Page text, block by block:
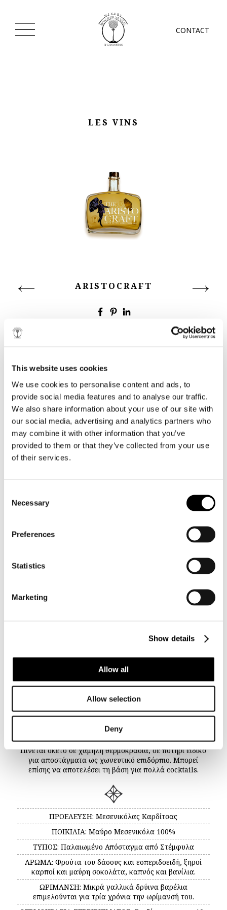
This website uses cookies
We use cookies to personalise content and ads, to
provide social media features and to analyse our traffic.
We also share information about your use of our site with
our social media, advertising and analytics partners who
may combine it with other information that you’ve
provided to them or that they’ve collected from your use
of their services.
Selection
Necessary
Preferences
Statistics
Marketing
Show details
Allow all
Allow selection
Deny
CONTACT
LES VINS
ARISTOCRAFT
ΑΦΙΕΡΩΜΕΝΟ ΣΤΟΝ ΠΑΤΕΡΑ ΜΟΥ, ΓΙΑΝΝΗ
Χειμώνας του 1944. Το χιόνι πέφτει αθόρυβα και
σκεπάζει με σπουδή όλη τη γη. Η νύχτα έχει τυλίξει με το
πέπλο της τα πάντα και το φεγγάρι μάταια προσπαθεί
να σκίσει την σκοτεινιά. Στο μικρό ορεινό χωριό τα
τζάκια καίνε και τα κούτσουρα σκορπάνε θρυαλλίδες.
τα νέα. Περνάει το χέρι του πάνω από τα βαρέλια, νιώθει
το τσίπουρο που περιμένει υπομονετικά...
Το κλάμα του μωρού ακούγεται δυνατά και σχεδόν τον
τρομάζει. Η πόρτα ανοίγει και ένα γελαστό πρόσωπο
φανερώνεται. «Να σου ζήσει κυρ-Γιώργη: αγόρι!».
Ένα δάκρυ κύλησε στο σκαμμένο πρόσωπο, τα
τρεμάμενα χέρια βρήκαν κι έδωσαν τα συχαρίκια. Η
ποτήρι γέμισε και υψώθηκε προς τον ουρανό. «Να ζήσεις
γιέ μου, σαν τα ψηλά βουνά!» είπε δυνατά και ήπιε μια
Μαύρο Μεσενικόλα που ευδοκιμεί αποκλειστικά στην
αμπελουργική ζώνη του Μεσενικόλα Καρδίτσας. Ωριμάζει
εμφιαλώνεται σε περιορισμένο αριθμό φιαλών.
εξαιρετικό τσίπουρο φίνα αρώματα και έντονη επίγευση.
Πίνεται σκέτο σε χαμηλή θερμοκρασία, σε ποτήρι ειδικό
για αποστάγματα ως χωνευτικό επιδόρπιο. Μπορεί
επίσης να αποτελέσει τη βάση για πολλά cocktails.
ΠΡΟΕΛΕΥΣΗ: Μεσενικόλας Καρδίτσας
ΠΟΙΚΙΛΙΑ: Μαύρο Μεσενικόλα 100%
ΤΥΠΟΣ: Παλαιωμένο Απόσταγμα από Στέμφυλα
ΑΡΩΜΑ: Φρούτα του δάσους και εσπεριδοειδή, ξηροί
καρποί και μαύρη σοκολάτα, καπνός και βανίλια.
ΩΡΙΜΑΝΣΗ: Μικρά γαλλικά δρύινα βαρέλια
επιμελούνται για τρία χρόνια την ωρίμανσή του.